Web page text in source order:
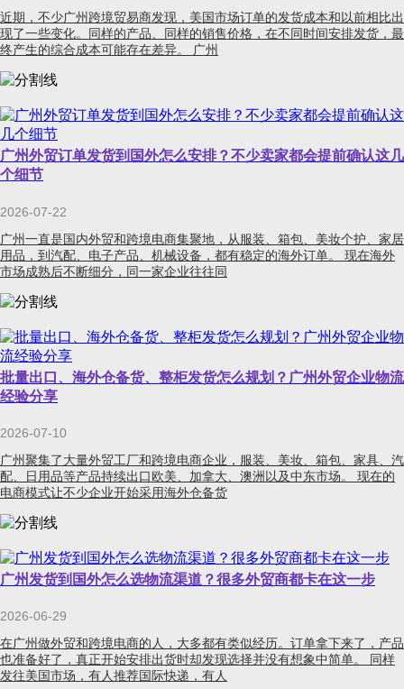
近期，不少广州跨境贸易商发现，美国市场订单的发货成本和以前相比出
现了一些变化。同样的产品、同样的销售价格，在不同时间安排发货，最
终产生的综合成本可能存在差异。 广州
广州外贸订单发货到国外怎么安排？不少卖家都会提前确认这几
个细节
2026-07-22
广州一直是国内外贸和跨境电商集聚地，从服装、箱包、美妆个护、家居
用品，到汽配、电子产品、机械设备，都有稳定的海外订单。 现在海外
市场成熟后不断细分，同一家企业往往同
批量出口、海外仓备货、整柜发货怎么规划？广州外贸企业物流
经验分享
2026-07-10
广州聚集了大量外贸工厂和跨境电商企业，服装、美妆、箱包、家具、汽
配、日用品等产品持续出口欧美、加拿大、澳洲以及中东市场。 现在的
电商模式让不少企业开始采用海外仓备货
广州发货到国外怎么选物流渠道？很多外贸商都卡在这一步
2026-06-29
在广州做外贸和跨境电商的人，大多都有类似经历。订单拿下来了，产品
也准备好了，真正开始安排出货时却发现选择并没有想象中简单。 同样
发往美国市场，有人推荐国际快递，有人